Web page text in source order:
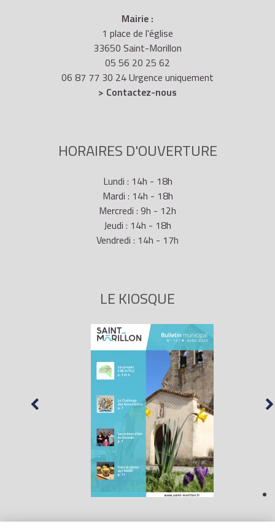
Mairie :
1 place de l'église
33650 Saint-Morillon
05 56 20 25 62
06 87 77 30 24 Urgence uniquement
> Contactez-nous
HORAIRES D'OUVERTURE
Lundi : 14h - 18h
Mardi : 14h - 18h
Mercredi : 9h - 12h
Jeudi : 14h - 18h
Vendredi : 14h - 17h
LE KIOSQUE